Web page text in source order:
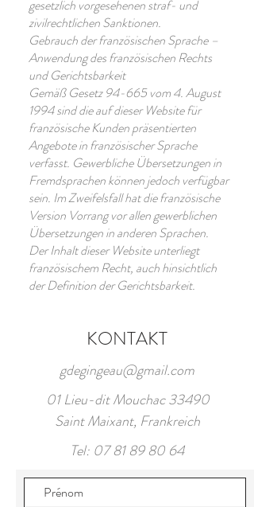
gesetzlich vorgesehenen straf- und
zivilrechtlichen Sanktionen.
Gebrauch der französischen Sprache –
Anwendung des französischen Rechts
und Gerichtsbarkeit
Gemäß Gesetz 94-665 vom 4. August
1994 sind die auf dieser Website für
französische Kunden präsentierten
Angebote in französischer Sprache
verfasst. Gewerbliche Übersetzungen in
Fremdsprachen können jedoch verfügbar
sein. Im Zweifelsfall hat die französische
Version Vorrang vor allen gewerblichen
Übersetzungen in anderen Sprachen.
Der Inhalt dieser Website unterliegt
französischem Recht, auch hinsichtlich
der Definition der Gerichtsbarkeit.
KONTAKT
gdegingeau@gmail.com
01 Lieu-dit Mouchac 33490
Saint Maixant, Frankreich
Tel: 07 81 89 80 64